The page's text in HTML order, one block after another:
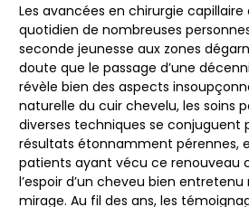
Les avancées en chirurgie
quotidien de nombreuses
seconde jeunesse aux zones
doute que le passage d’une
révèle bien des aspects
naturelle du cuir chevelu, les soins
diverses techniques se conjuguent
résultats étonnamment pérennes,
patients ayant vécu ce renouveau
l’espoir d’un cheveu bien entretenu
mirage. Au fil des ans, les